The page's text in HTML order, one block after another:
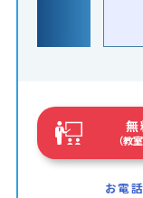
無
（教
お電